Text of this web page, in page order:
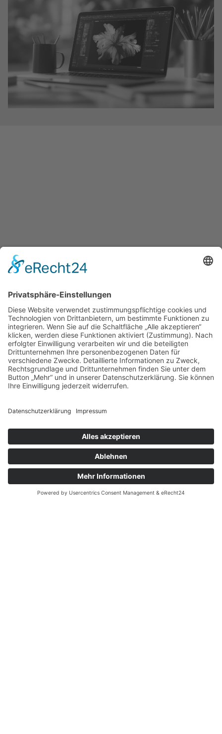
Das sagen unsere
Kunden zu
unseren
Leistungen
Unsere Kundenbewertungen zeigen, warum msisdesign. Die
Markenagentur zu den führenden Agenturen für SEO- und KI-
gestütztes Webdesign in Deutschland zählt. Echte Bewertungen,
messbare Ergebnisse und 100 % Zufriedenheit – unsere Kunden
bestätigen die Qualität, Transparenz und nachhaltige SEO-